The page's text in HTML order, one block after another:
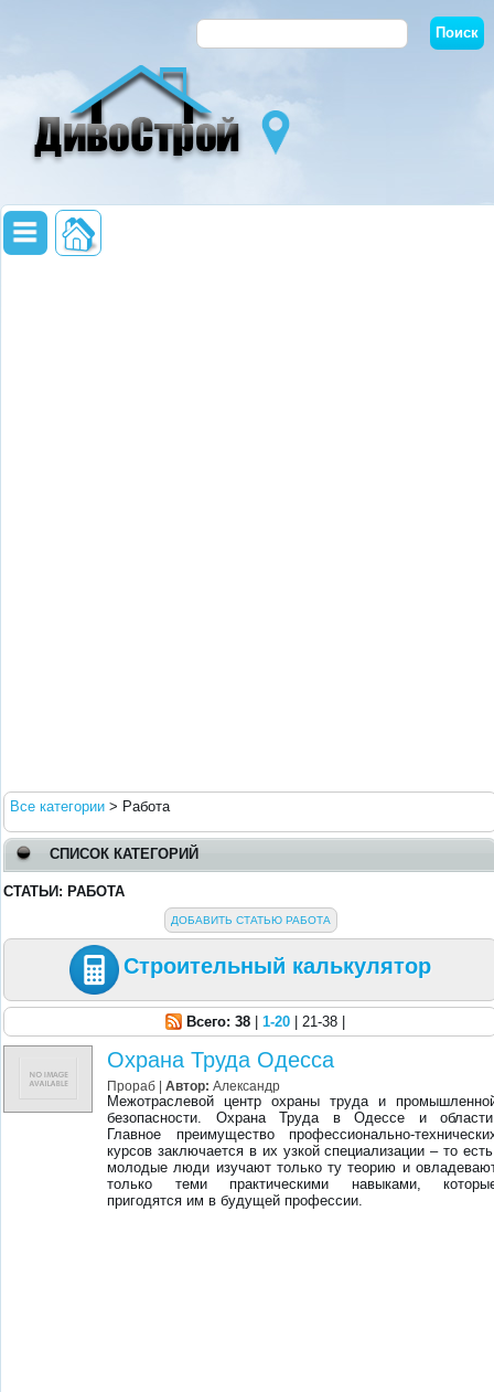
Все категории > Работа
СПИСОК КАТЕГОРИЙ
СТАТЬИ: РАБОТА
ДОБАВИТЬ СТАТЬЮ РАБОТА
Строительный калькулятор
Всего: 38| 1-20| 21-38 |
Охрана Труда Одесса
Прораб |Автор: Александр
Межотраслевой центр охраны труда и
безопасности. Охрана Труда в Одессе и
Главное преимущество профессионально-
курсов заключается в их узкой специализации – то
молодые люди изучают только ту теорию и
только теми практическими навыками,
пригодятся им в будущей профессии.